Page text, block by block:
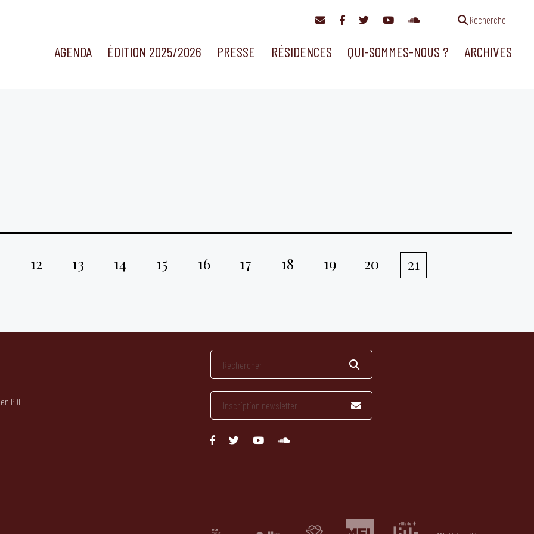
Recherche
AGENDA ÉDITION 2025/2026 PRESSE RÉSIDENCES QUI-SOMMES-NOUS ? ARCHIVES
12 13 14 15 16 17 18 19 20 21
PDF